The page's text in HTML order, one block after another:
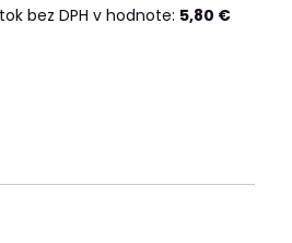
bez DPH v hodnote: 5,80 €